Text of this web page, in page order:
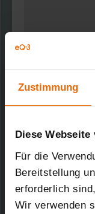
Zustimmung
Diese
Für die
Bereitstellung
erforderlich
Wir verwenden
HomeMatic